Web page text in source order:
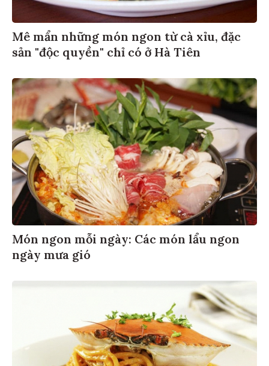
Mê mẩn những món ngon từ cà xỉu, đặc
sản "độc quyền" chỉ có ở Hà Tiên
Món ngon mỗi ngày: Các món lẩu ngon
ngày mưa gió